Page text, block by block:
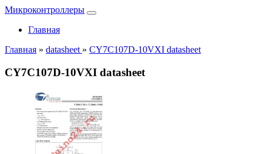
Микроконтроллеры
Главная
Главная » datasheet » CY7C107D-10VXI datasheet
CY7C107D-10VXI datasheet